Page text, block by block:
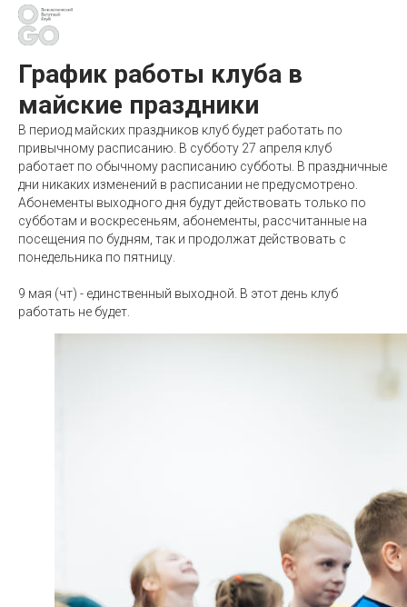
График работы клуба в
майские праздники
В период майских праздников клуб будет работать по
привычному расписанию. В субботу 27 апреля клуб
работает по обычному расписанию субботы. В праздничные
дни никаких изменений в расписании не предусмотрено.
Абонементы выходного дня будут действовать только по
субботам и воскресеньям, абонементы, рассчитанные на
посещения по будням, так и продолжат действовать с
понедельника по пятницу.
9 мая (чт) - единственный выходной. В этот день клуб
работать не будет.